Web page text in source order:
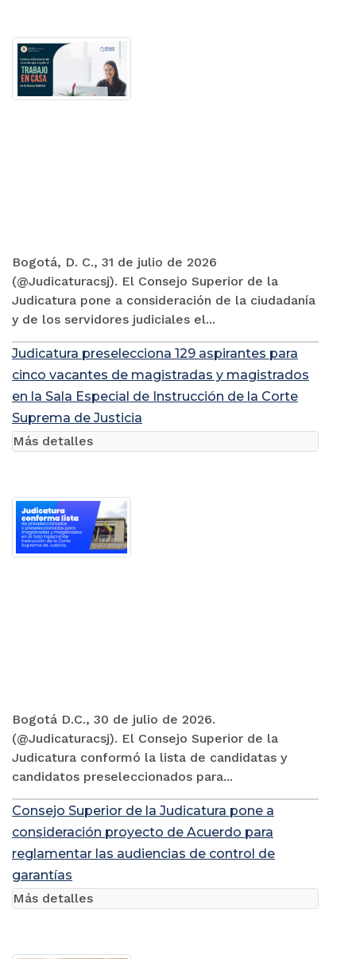
Bogotá, D. C., 31 de julio de 2026
(@Judicaturacsj). El Consejo Superior de la
Judicatura pone a consideración de la ciudadanía
y de los servidores judiciales el...
Judicatura preselecciona 129 aspirantes para
cinco vacantes de magistradas y magistrados
en la Sala Especial de Instrucción de la Corte
Suprema de Justicia
Bogotá D.C., 30 de julio de 2026.
(@Judicaturacsj). El Consejo Superior de la
Judicatura conformó la lista de candidatas y
candidatos preseleccionados para...
Más detalles
Consejo Superior de la Judicatura pone a
consideración proyecto de Acuerdo para
reglamentar las audiencias de control de
garantías
Más detalles